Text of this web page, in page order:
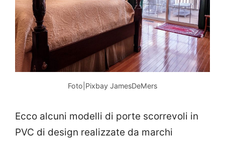
Foto|Pixbay JamesDeMers
Ecco alcuni modelli di porte scorrevoli in
PVC di design realizzate da marchi